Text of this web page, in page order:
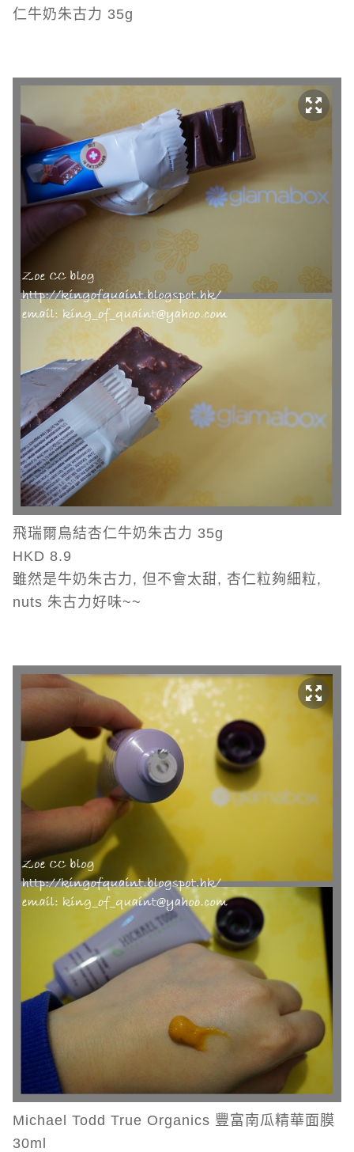
仁牛奶朱古力 35g
飛瑞爾鳥結杏仁牛奶朱古力 35g
HKD 8.9
雖然是牛奶朱古力, 但不會太甜, 杏仁粒夠細粒,
nuts 朱古力好味~~
Michael Todd True Organics 豐富南瓜精華面膜
30ml